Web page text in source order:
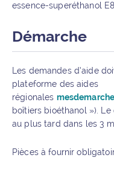
essence-superéthanol
Démarche
Les demandes d’aide
plateforme des aides
régionales
boîtiers bioéthanol »).
au plus tard dans les 3
Pièces à fournir